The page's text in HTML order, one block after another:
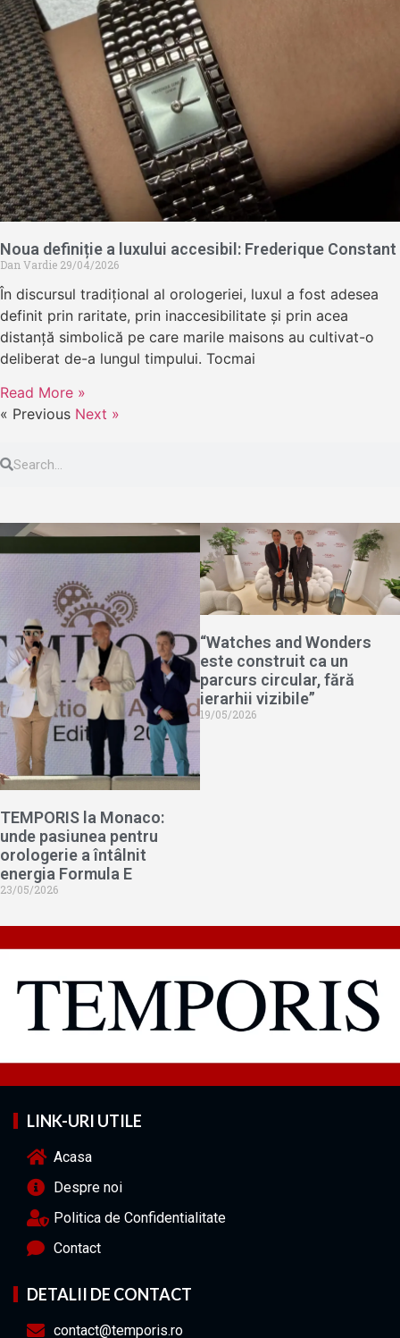
Noua definiție a luxului accesibil: Frederique Constant
Dan Vardie 29/04/2026
În discursul tradițional al orologeriei, luxul a fost adesea
definit prin raritate, prin inaccesibilitate și prin acea
distanță simbolică pe care marile maisons au cultivat-o
deliberat de-a lungul timpului. Tocmai
Read More »
« Previous Next »
TEMPORIS la Monaco:
unde pasiunea pentru
orologerie a întâlnit
energia Formula E
23/05/2026
“Watches and Wonders
este construit ca un
parcurs circular, fără
ierarhii vizibile”
19/05/2026
LINK-URI UTILE
Acasa
Despre noi
Politica de Confidentialitate
Contact
DETALII DE CONTACT
contact@temporis.ro